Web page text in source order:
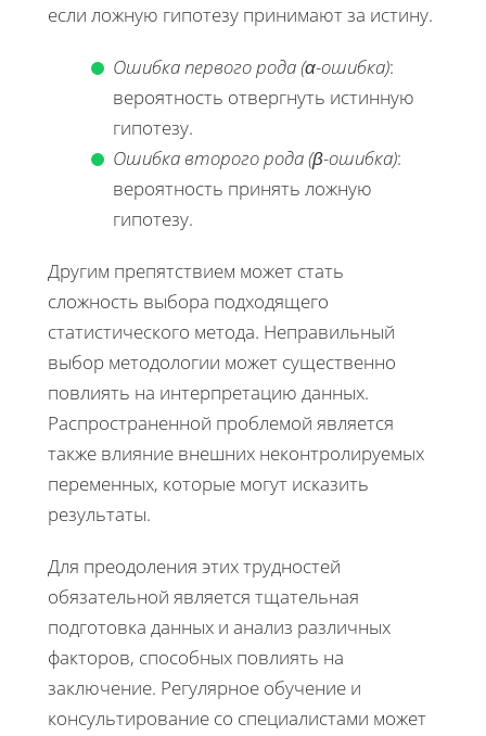
если ложную гипотезу принимают за истину.
Ошибка первого рода (α-ошибка):
вероятность отвергнуть истинную
гипотезу.
Ошибка второго рода (β-ошибка):
вероятность принять ложную
гипотезу.
Другим препятствием может стать
сложность выбора подходящего
статистического метода. Неправильный
выбор методологии может существенно
повлиять на интерпретацию данных.
Распространенной проблемой является
также влияние внешних неконтролируемых
переменных, которые могут исказить
результаты.
Для преодоления этих трудностей
обязательной является тщательная
подготовка данных и анализ различных
факторов, способных повлиять на
заключение. Регулярное обучение и
консультирование со специалистами может